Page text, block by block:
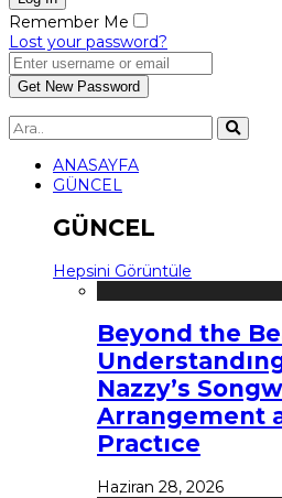
Remember Me
Lost your password?
ANASAYFA
GÜNCEL
GÜNCEL
Hepsini Görüntüle
Beyond the
Nazzy’s
Arrangement
Practıce
Haziran 28, 2026